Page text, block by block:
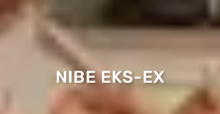
NIBE EKS-EX